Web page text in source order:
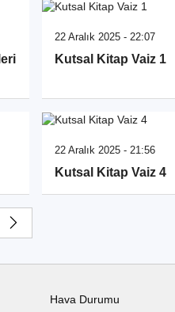
22 Aralık 2025 - 22:07
Kutsal Kitap Vaiz 1
22 Aralık 2025 - 21:56
Kutsal Kitap Vaiz 4
Hava Durumu